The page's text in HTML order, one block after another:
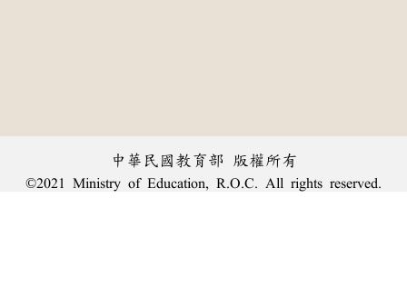
中華民國教育部 版權所有
©2021 Ministry of Education, R.O.C. All rights reserved.